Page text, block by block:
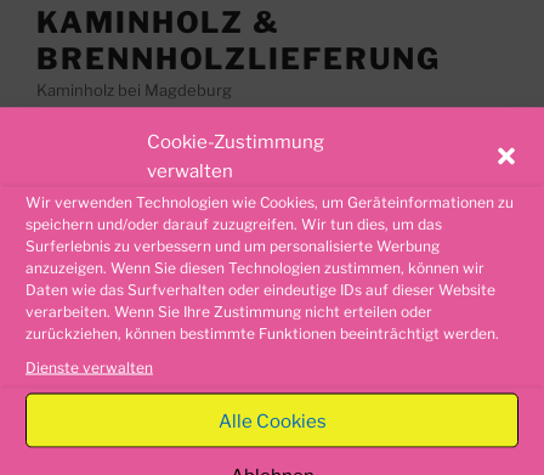
Cookie-Zustimmung
verwalten
Wir verwenden Technologien wie Cookies, um Geräteinformationen zu
speichern und/oder darauf zuzugreifen. Wir tun dies, um das
Surferlebnis zu verbessern und um personalisierte Werbung
anzuzeigen. Wenn Sie diesen Technologien zustimmen, können wir
Daten wie das Surfverhalten oder eindeutige IDs auf dieser Website
verarbeiten. Wenn Sie Ihre Zustimmung nicht erteilen oder
zurückziehen, können bestimmte Funktionen beeinträchtigt werden.
Dienste verwalten
Alle Cookies
Inhalt
springen
KAMINHOLZ &
BRENNHOLZLIEFERUNG
Kaminholz bei Magdeburg
Menü
SCHLAGWORT:FEUERHOLZ BERNBURG
VERÖFFENTLICHT
AM
25. MAI 2018
Feuerholz Bernburg (Saale)
Feuerholz Kaminholz Bernburg
(Saale)